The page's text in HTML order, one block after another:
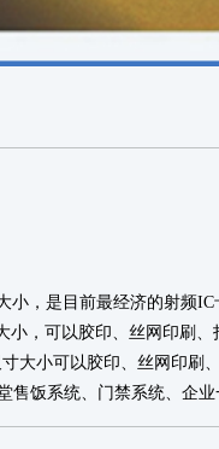
小，是目前最经济的射频IC
小，可以胶印、丝网印刷、
寸大小可以胶印、丝网印刷
售饭系统、门禁系统、企业